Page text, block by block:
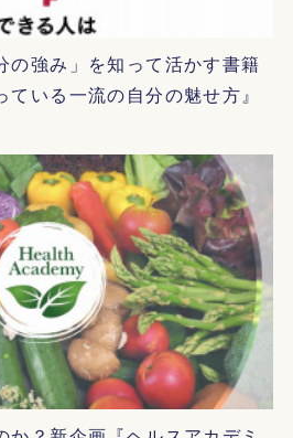
の強み」を知って活かす書籍
ている一流の自分の魅せ方』